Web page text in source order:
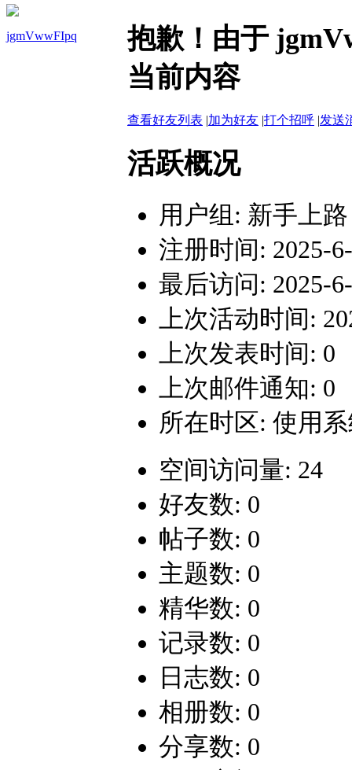
jgmVwwFIpq
抱歉！由于
当前内容
查看好友列表 |加为好友 |打个招呼 |发送
活跃概况
用户组: 新手上路
注册时间: 2025-
最后访问: 2025-
上次活动时间:
上次发表时间: 0
上次邮件通知: 0
所在时区: 使用
空间访问量: 24
好友数: 0
帖子数: 0
主题数: 0
精华数: 0
记录数: 0
日志数: 0
相册数: 0
分享数: 0